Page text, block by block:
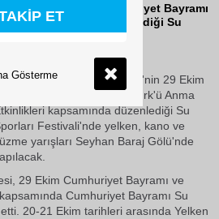
29 Ekim Cumhuriyet Bayramı
kapsamında düzenlediği Su
kano...
19 Ekim 2018 Cuma 17:28
Büyükşehir Belediyesi'nin 29 Ekim
Cumhuriyet Bayramı ve Atatürk'ü Anma
kapsamında düzenlediği Su
Festivali'nde yelken, kano ve
yarışları Seyhan Baraj Gölü'nde
29 Ekim Cumhuriyet Bayramı ve
Cumhuriyet Bayramı Su
20-21 Ekim tarihleri arasında Yelken
ET
Gösterme